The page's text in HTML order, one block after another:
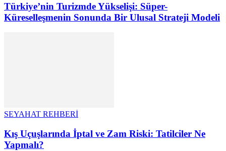
Türkiye’nin Turizmde Yükselişi: Süper-
Küreselleşmenin Sonunda Bir Ulusal Strateji Modeli
SEYAHAT REHBERİ
Kış Uçuşlarında İptal ve Zam Riski: Tatilciler Ne
Yapmalı?